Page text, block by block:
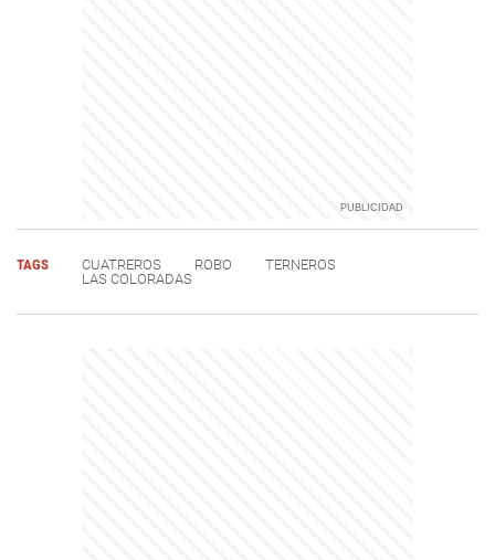
TAGS CUATREROS ROBO
TERNEROS
LAS COLORADAS